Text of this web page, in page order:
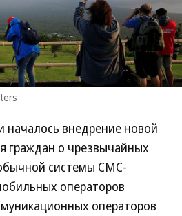
началось внедрение новой
граждан о чрезвычайных
системы СМС-
операторов
операторов